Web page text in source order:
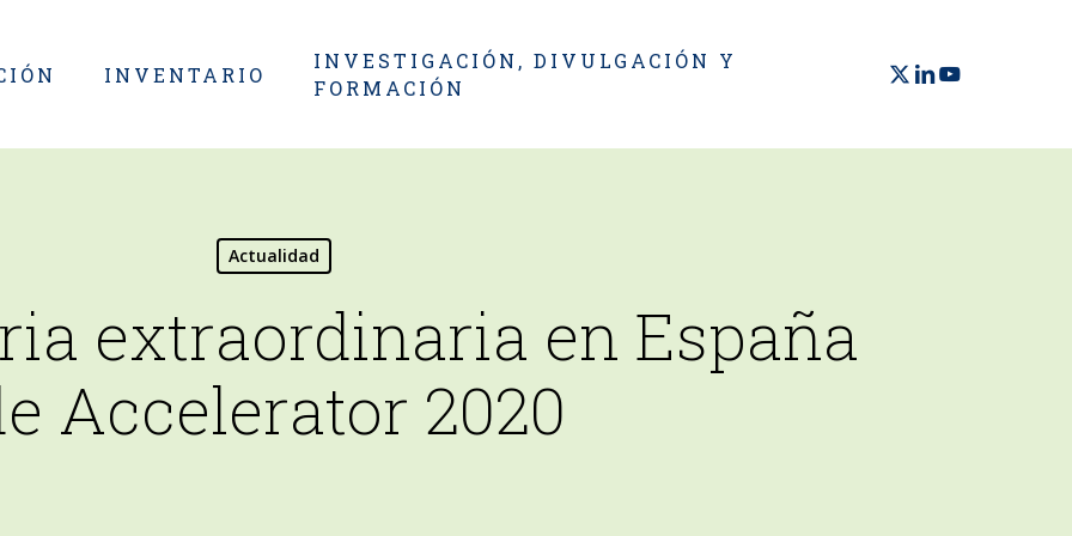
INVENTARIO
INVESTIGACIÓN, DIVULGACIÓN Y
FORMACIÓN
X-
TWITTER
LINKEDIN
YOUTUBE
Actualidad
extraordinaria en España
Accelerator 2020